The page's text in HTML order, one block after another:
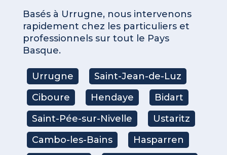
Basés à Urrugne, nous intervenons
rapidement chez les particuliers et
professionnels sur tout le Pays
Basque.
Urrugne
Saint-Jean-de-Luz
Ciboure
Hendaye
Bidart
Saint-Pée-sur-Nivelle
Ustaritz
Cambo-les-Bains
Hasparren